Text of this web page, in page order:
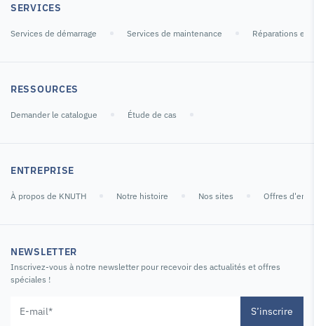
SERVICES
Services de démarrage Services de maintenance Réparations et
RESSOURCES
Demander le catalogue Étude de cas
ENTREPRISE
À propos de KNUTH Notre histoire Nos sites Offres
NEWSLETTER
Inscrivez-vous à notre newsletter pour recevoir des actualités et offres
spéciales !
S’inscrire